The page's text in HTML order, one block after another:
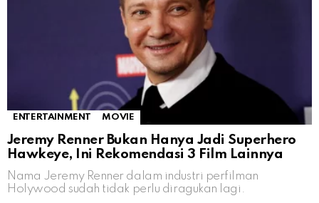
ENTERTAINMENT MOVIE
Jeremy Renner Bukan Hanya Jadi Superhero
Hawkeye, Ini Rekomendasi 3 Film Lainnya
Nama Jeremy Renner dalam industri perfilman
Holywood sudah tidak perlu diragukan lagi.